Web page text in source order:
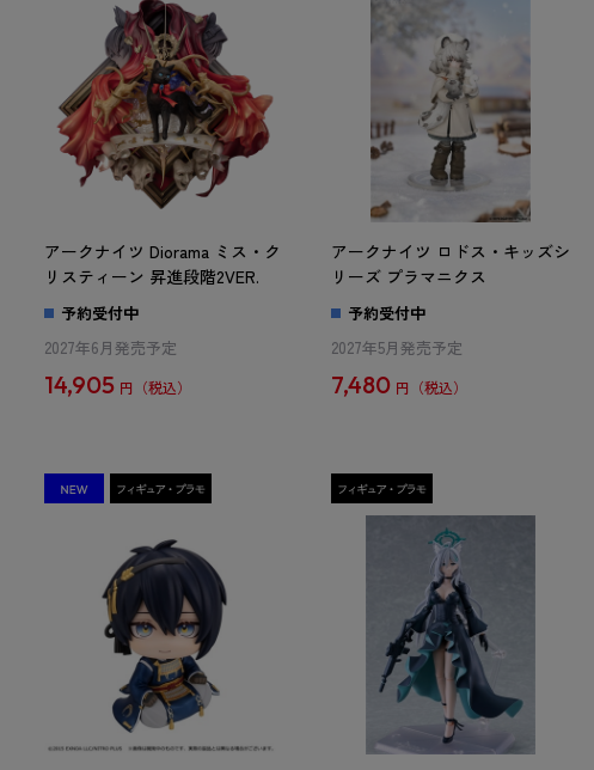
アークナイツ Diorama ミス・ク
リスティーン 昇進段階2VER.
予約受付中
2027年6月発売予定
14,905 円
アークナイツ ロドス・キッズシ
リーズ プラマニクス
予約受付中
2027年5月発売予定
7,480 円